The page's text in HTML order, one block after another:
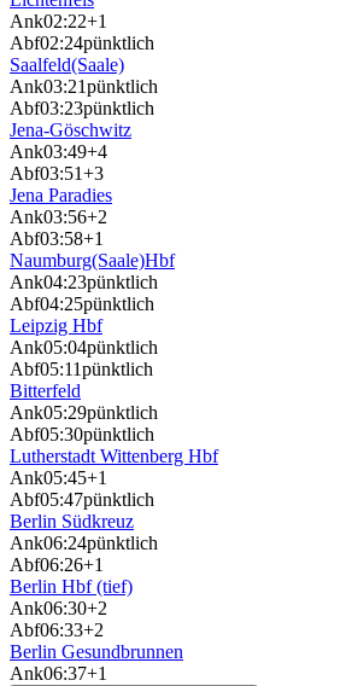
Ank02:22+1
Abf02:24pünktlich
Saalfeld(Saale)
Ank03:21pünktlich
Abf03:23pünktlich
Jena-Göschwitz
Ank03:49+4
Abf03:51+3
Jena Paradies
Ank03:56+2
Abf03:58+1
Naumburg(Saale)Hbf
Ank04:23pünktlich
Abf04:25pünktlich
Leipzig Hbf
Ank05:04pünktlich
Abf05:11pünktlich
Bitterfeld
Ank05:29pünktlich
Abf05:30pünktlich
Lutherstadt Wittenberg Hbf
Ank05:45+1
Abf05:47pünktlich
Berlin Südkreuz
Ank06:24pünktlich
Abf06:26+1
Berlin Hbf (tief)
Ank06:30+2
Abf06:33+2
Berlin Gesundbrunnen
Ank06:37+1